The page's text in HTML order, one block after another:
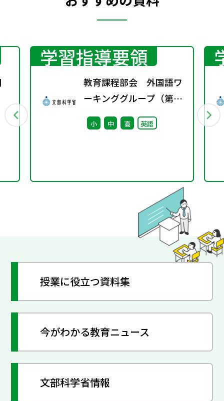
学習指導要領
教育課程部会 外国語ワ
ーキンググループ（第12
回） 配付資料
小 中 高 英語
授業に役立つ資料集
今がわかる教育ニュース
文部科学省情報